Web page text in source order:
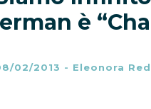
è
02/2013 - Eleonora